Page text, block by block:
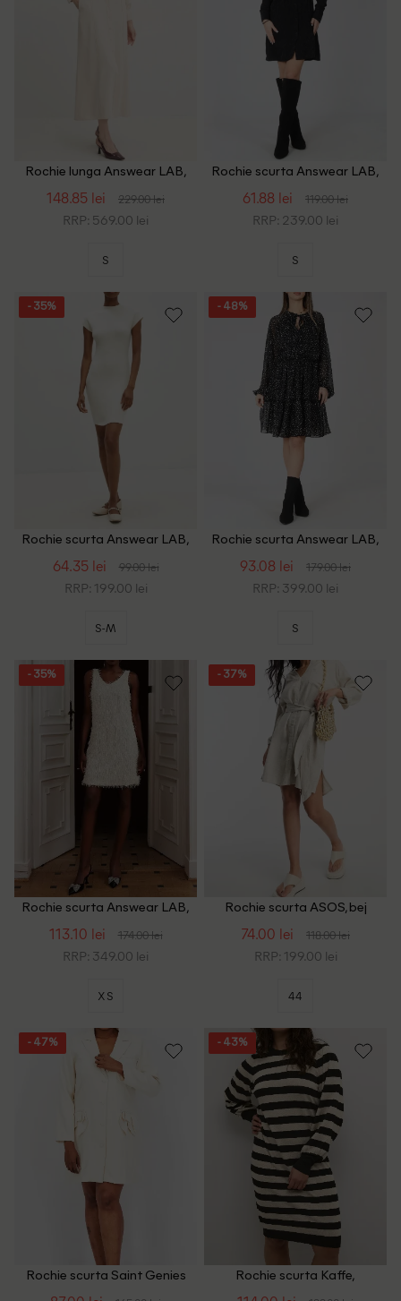
Rochie lunga Answear LAB,
148.85 lei 229.00 lei
RRP: 569.00 lei
S
Rochie scurta Answear LAB,
61.88 lei 119.00 lei
RRP: 239.00 lei
S
- 35%
Rochie scurta Answear LAB,
64.35 lei 99.00 lei
RRP: 199.00 lei
S-M
- 48%
Rochie scurta Answear LAB,
93.08 lei 179.00 lei
RRP: 399.00 lei
S
- 35%
Rochie scurta Answear LAB,
113.10 lei 174.00 lei
RRP: 349.00 lei
XS
- 37%
Rochie scurta ASOS, bej
74.00 lei 118.00 lei
RRP: 199.00 lei
44
- 47%
Rochie scurta Saint Genies
- 43%
Rochie scurta Kaffe,